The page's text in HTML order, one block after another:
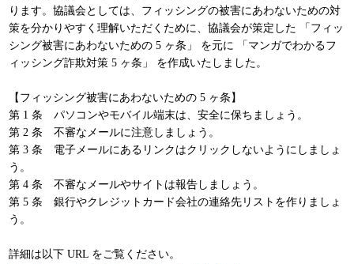
ります。協議会としては、フィッシングの被害にあわないための対
策を分かりやすく理解いただくために、協議会が策定した 「フィッ
シング被害にあわないための 5 ヶ条」 を元に 「マンガでわかるフ
ィッシング詐欺対策 5 ヶ条」 を作成いたしました。
【フィッシング被害にあわないための 5 ヶ条】
第 1 条 パソコンやモバイル端末は、安全に保ちましょう。
第 2 条 不審なメールに注意しましょう。
第 3 条 電子メールにあるリンクはクリックしないようにしましょ
う。
第 4 条 不審なメールやサイトは報告しましょう。
第 5 条 銀行やクレジットカード会社の連絡先リストを作りましょ
う。
詳細は以下 URL をご覧ください。